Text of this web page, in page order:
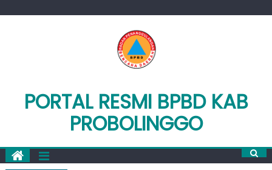
PORTAL RESMI BPBD KAB
PROBOLINGGO